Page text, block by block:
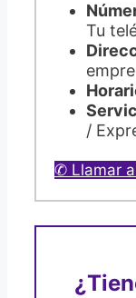
Tu
/
✆ Llamar